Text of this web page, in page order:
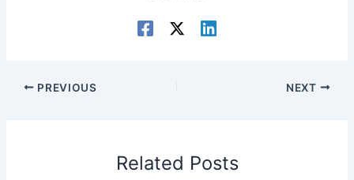
PREVIOUS NEXT
Related Posts